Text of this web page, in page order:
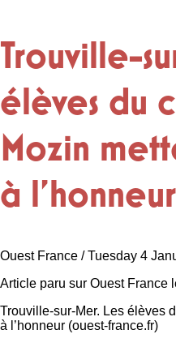
Trouville-
élèves du
Mozin
à l’honneur
Ouest France / Tuesday 4
Article paru sur Ouest France
Trouville-sur-Mer. Les élèves
à l’honneur (ouest-france.fr)